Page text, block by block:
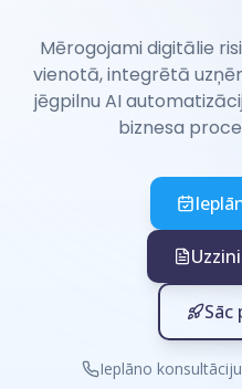
Mērogojami digitālie
vienotā, integrētā
jēgpilnu AI
biznesa
Sāc
Ieplāno